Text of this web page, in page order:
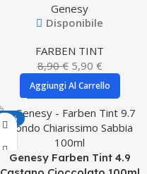
Genesy
Disponibile
FARBEN TINT
8,90€ 5,90 €
Aggiungi Al Carrello
-34%
Genesy Farben Tint 4.9